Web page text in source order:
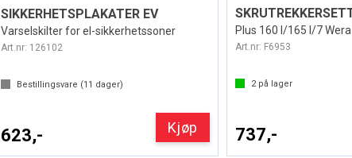
SIKKERHETSPLAKATER EV
Varselskilter for el-sikkerhetssoner
Art.nr: 126102
Bestillingsvare (11 dager)
623,- Kjøp
Plus 160 I/165 I/7 Wera
Art.nr: F6953
2på lager
737,-